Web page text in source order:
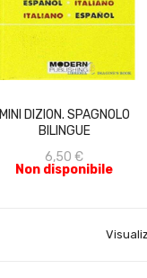
MINI DIZION. SPAGNOLO
BILINGUE
6,50 €
Non disponibile
ACQUISTA